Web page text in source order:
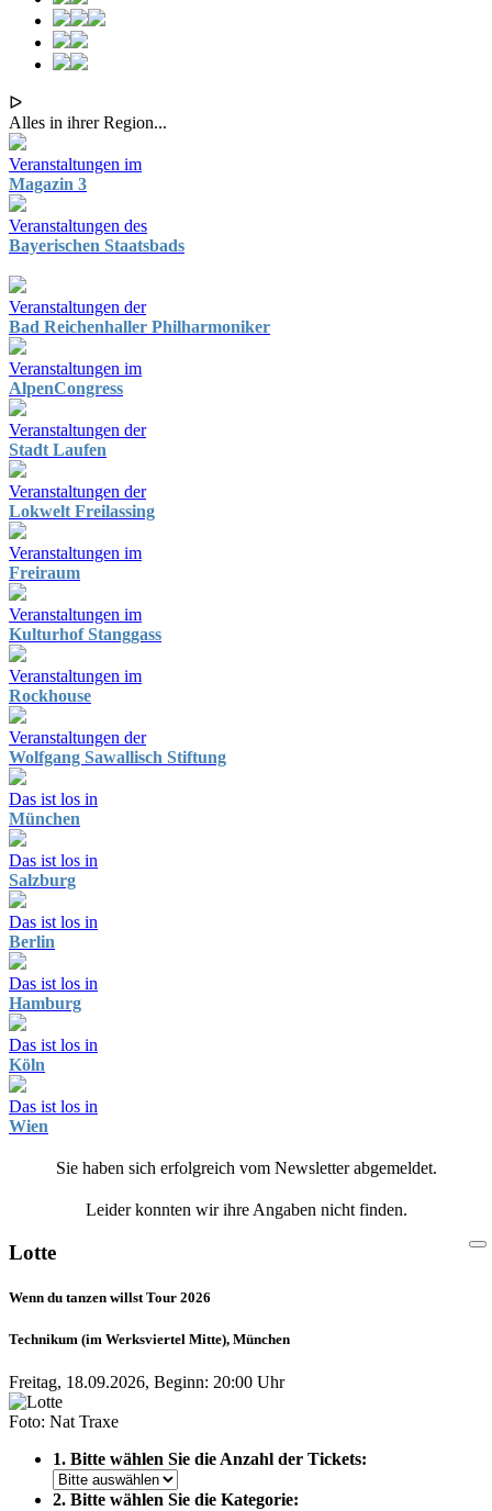
ᐅ
Alles in ihrer Region...
Veranstaltungen im
Magazin 3
Veranstaltungen des
Bayerischen Staatsbads
Veranstaltungen der
Bad Reichenhaller Philharmoniker
Veranstaltungen im
AlpenCongress
Veranstaltungen der
Stadt Laufen
Veranstaltungen der
Lokwelt Freilassing
Veranstaltungen im
Freiraum
Veranstaltungen im
Kulturhof Stanggass
Veranstaltungen im
Rockhouse
Veranstaltungen der
Wolfgang Sawallisch Stiftung
Das ist los in
München
Das ist los in
Salzburg
Das ist los in
Berlin
Das ist los in
Hamburg
Das ist los in
Köln
Das ist los in
Wien
Sie haben sich erfolgreich vom Newsletter abgemeldet.
Leider konnten wir ihre Angaben nicht finden.
Lotte
Wenn du tanzen willst Tour 2026
Technikum (im Werksviertel Mitte), München
Freitag, 18.09.2026, Beginn: 20:00 Uhr
Foto: Nat Traxe
1. Bitte wählen Sie die Anzahl der Tickets:
2. Bitte wählen Sie die Kategorie: